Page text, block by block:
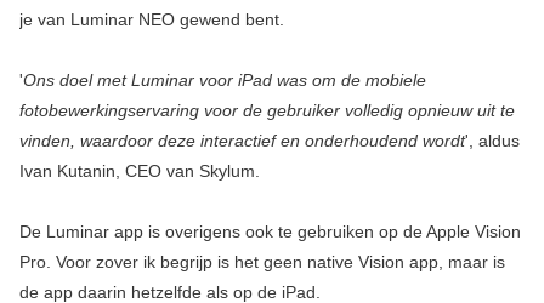
je van Luminar NEO gewend bent.
'Ons doel met Luminar voor iPad was om de mobiele
fotobewerkingservaring voor de gebruiker volledig opnieuw uit te
vinden, waardoor deze interactief en onderhoudend wordt', aldus
Ivan Kutanin, CEO van Skylum.
De Luminar app is overigens ook te gebruiken op de Apple Vision
Pro. Voor zover ik begrijp is het geen native Vision app, maar is
de app daarin hetzelfde als op de iPad.